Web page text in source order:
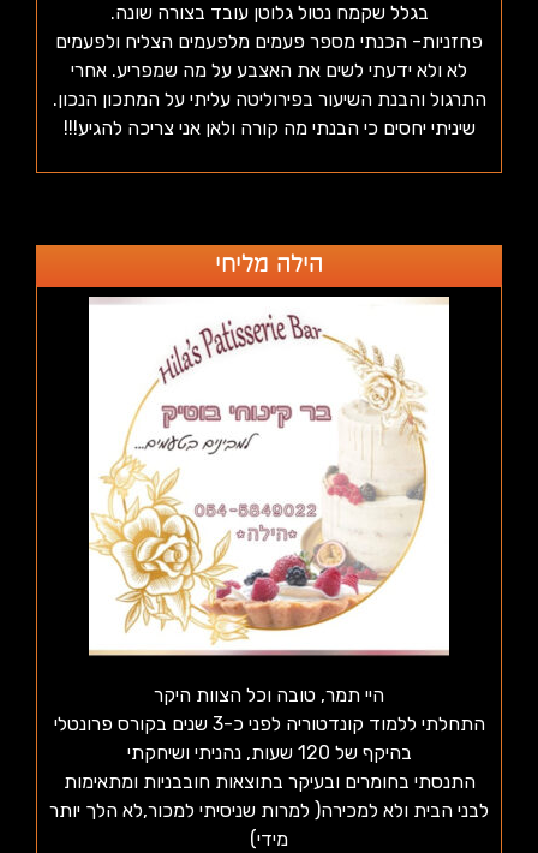
בגלל שקמח נטול גלוטן עובד בצורה שונה.
פחזניות- הכנתי מספר פעמים מלפעמים הצליח ולפעמים
לא ולא ידעתי לשים את האצבע על מה שמפריע. אחרי
התרגול והבנת השיעור בפירוליטה עליתי על המתכון הנכון.
שיניתי יחסים כי הבנתי מה קורה ולאן אני צריכה להגיע!!!
הילה מליחי
היי תמר, טובה וכל הצוות היקר
התחלתי ללמוד קונדטוריה לפני כ-3 שנים בקורס פרונטלי
בהיקף של 120 שעות, נהניתי ושיחקתי
התנסתי בחומרים ובעיקר בתוצאות חובבניות ומתאימות
לבני הבית ולא למכירה( למרות שניסיתי למכור,לא הלך יותר
מידי)